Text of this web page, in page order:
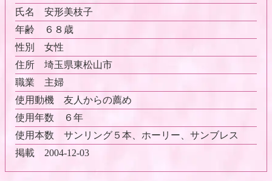
氏名
安形美枝子
年齢
６８歳
性別
女性
住所
埼玉県東松山市
職業
主婦
使用動機
友人からの薦め
使用年数
６年
使用本数
サンリング５本、ホーリー、サンブレス
掲載
2004-12-03